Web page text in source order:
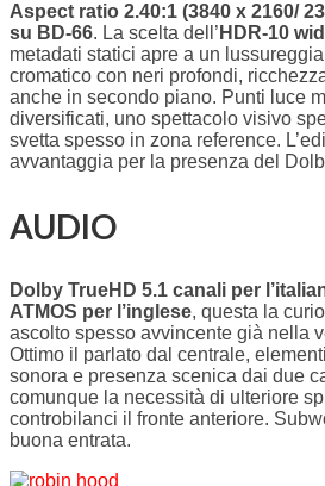
Aspect ratio 2.40:1 (3840 x 2160/
su BD-66. La scelta dell’ HDR-10
metadati statici apre a un
cromatico con neri profondi,
anche in secondo piano. Punti luce
diversificati, uno spettacolo visivo
svetta spesso in zona reference.
avvantaggia per la presenza del
AUDIO
Dolby TrueHD 5.1 canali per
ATMOS per l’inglese, questa la
ascolto spesso avvincente già nella
Ottimo il parlato dal centrale,
sonora e presenza scenica dai due
comunque la necessità di ulteriore
controbilanci il fronte anteriore.
buona entrata.